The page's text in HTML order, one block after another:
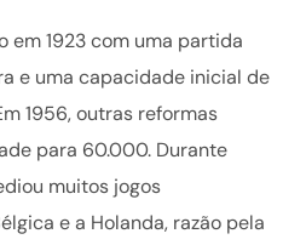
em 1923 com uma partida
e uma capacidade inicial de
1956, outras reformas
para 60.000. Durante
muitos jogos
e a Holanda, razão pela